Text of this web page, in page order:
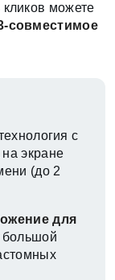
можете
совместимое
с
экране
(до 2
для